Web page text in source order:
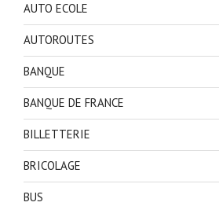
AUTO ECOLE
AUTOROUTES
BANQUE
BANQUE DE FRANCE
BILLETTERIE
BRICOLAGE
BUS